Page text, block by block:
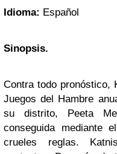
Idioma: Español
Sinopsis.
Contra todo pronóstico,
Juegos del Hambre
su distrito, Peeta
conseguida mediante
crueles reglas.